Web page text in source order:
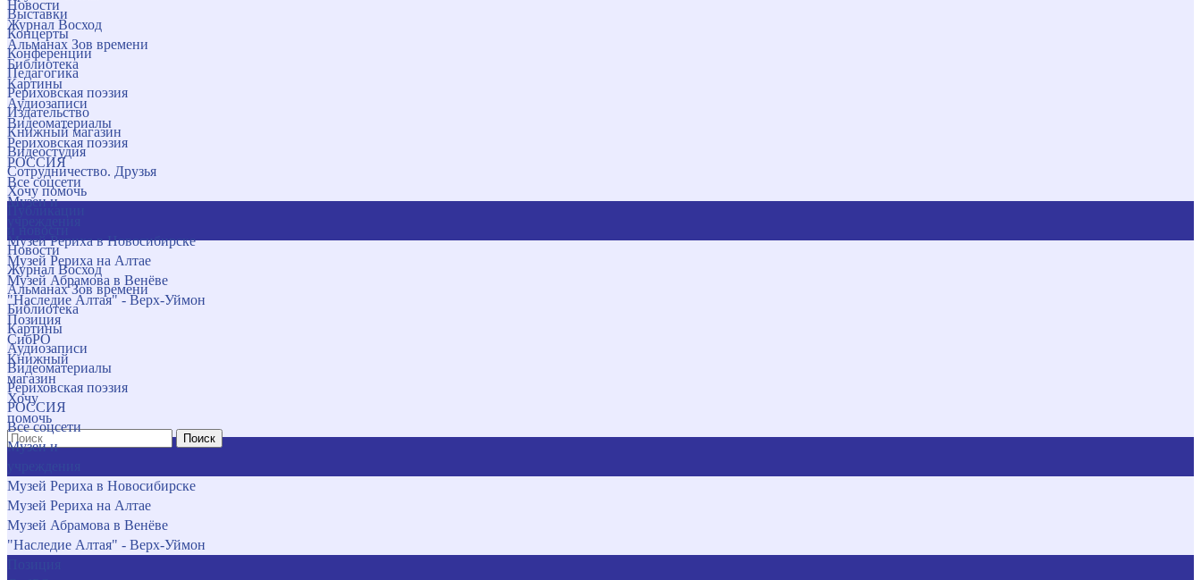
Новости
Журнал Восход
Альманах Зов времени
Библиотека
Картины
Аудиозаписи
Видеоматериалы
Рериховская поэзия
РОССИЯ
Все соцсети
Музеи и
Музей Рериха в Новосибирске
Музей Рериха на Алтае
Музей Абрамова в Венёве
"Наследие Алтая" - Верх-Уймон
Позиция
СибРО
Книжный
магазин
Хочу
помочь
Поиск
Выставки
Концерты
Конференции
Педагогика
Рериховская поэзия
Издательство
Книжный магазин
Видеостудия
Сотрудничество. Друзья
Хочу помочь
Новости
Журнал Восход
Альманах Зов времени
Библиотека
Картины
Аудиозаписи
Видеоматериалы
Рериховская поэзия
РОССИЯ
Все соцсети
Музеи и
Музей Рериха в Новосибирске
Музей Рериха на Алтае
Музей Абрамова в Венёве
"Наследие Алтая" - Верх-Уймон